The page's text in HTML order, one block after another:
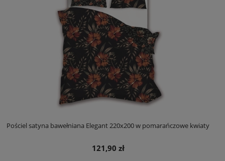
Pościel satyna bawełniana Elegant 220x200 w pomarańczowe kwiaty
121,90 zł